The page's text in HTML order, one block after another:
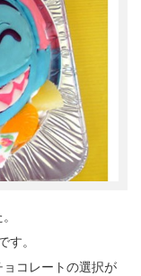
す。
コレートの選択が